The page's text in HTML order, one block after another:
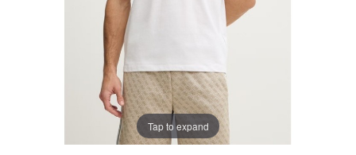
Tap to expand